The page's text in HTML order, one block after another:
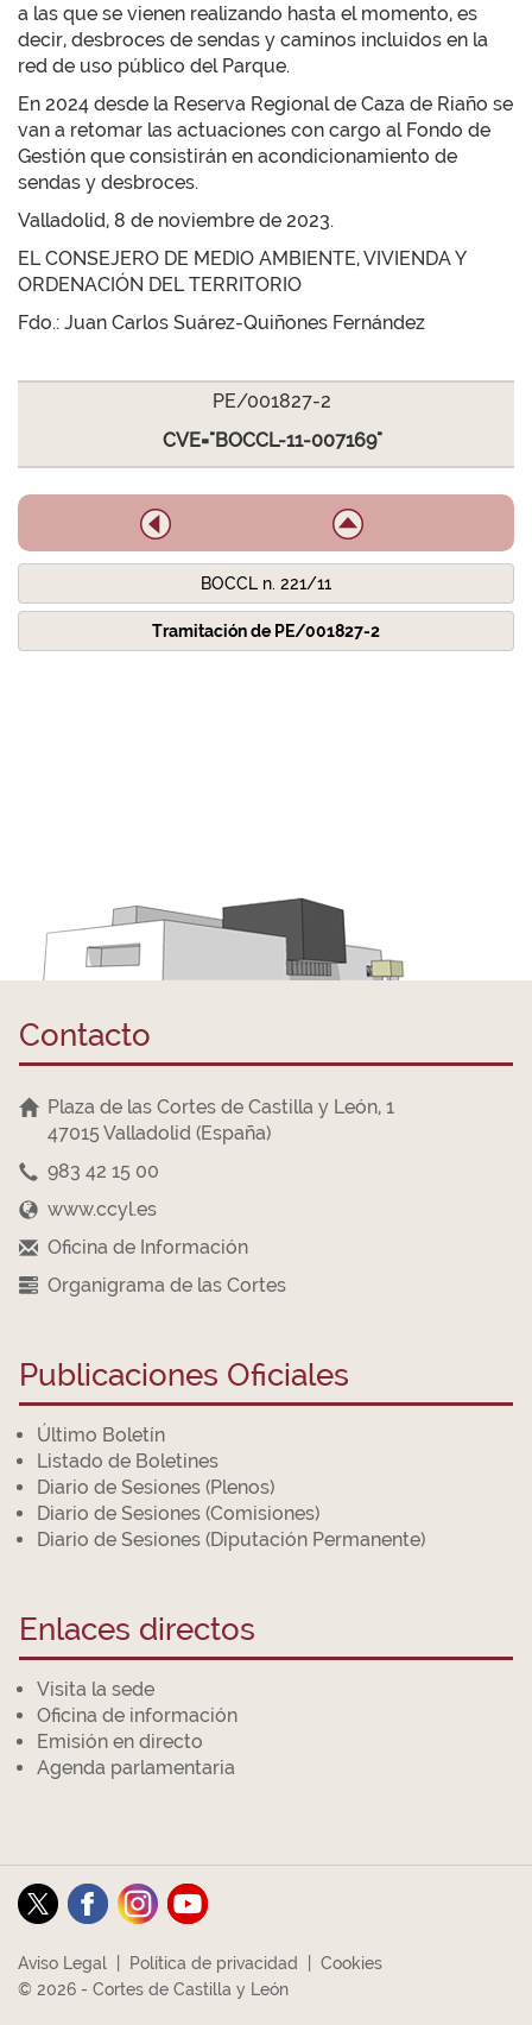
a las que se vienen realizando hasta el momento, es
decir, desbroces de sendas y caminos incluidos en la
red de uso público del Parque.
En 2024 desde la Reserva Regional de Caza de Riaño se
van a retomar las actuaciones con cargo al Fondo de
Gestión que consistirán en acondicionamiento de
sendas y desbroces.
Valladolid, 8 de noviembre de 2023.
EL CONSEJERO DE MEDIO AMBIENTE, VIVIENDA Y
ORDENACIÓN DEL TERRITORIO
Fdo.: Juan Carlos Suárez-Quiñones Fernández
PE/001827-2
CVE="BOCCL-11-007169"
BOCCL n. 221/11
Tramitación de PE/001827-2
Contacto
Plaza de las Cortes de Castilla y León, 1
47015 Valladolid (España)
983 42 15 00
www.ccyl.es
Oficina de Información
Organigrama de las Cortes
Publicaciones Oficiales
Último Boletín
Listado de Boletines
Diario de Sesiones (Plenos)
Diario de Sesiones (Comisiones)
Diario de Sesiones (Diputación Permanente)
Enlaces directos
Visita la sede
Oficina de información
Emisión en directo
Agenda parlamentaria
Aviso Legal Política de privacidad
Cookies
© 2026 - Cortes de Castilla y León